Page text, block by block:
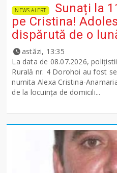
NEWS ALERT
Sunați la
pe Cristina!
dispărută de o
astăzi, 13:35
La data de 08.07.2026,
Rurală nr. 4 Dorohoi au fost
numita Alexa Cristina-
de la locuința de domicili...